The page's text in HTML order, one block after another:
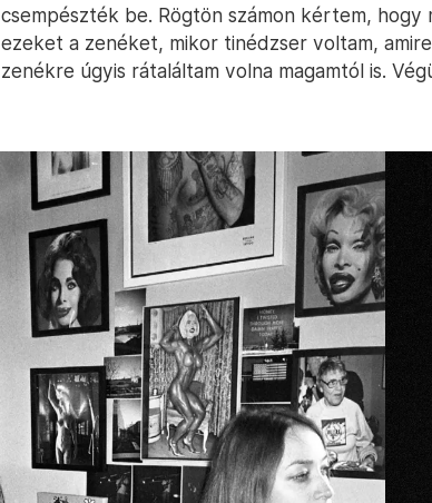
csempészték be. Rögtön számon kértem,
ezeket a zenéket, mikor tinédzser voltam,
zenékre úgyis rátaláltam volna magamtól is.